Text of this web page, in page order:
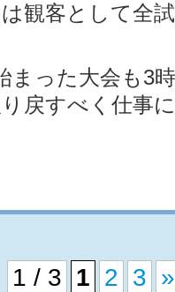
観客として全
まった大会も3
戻すべく仕事
1 / 3 1 2 3 »